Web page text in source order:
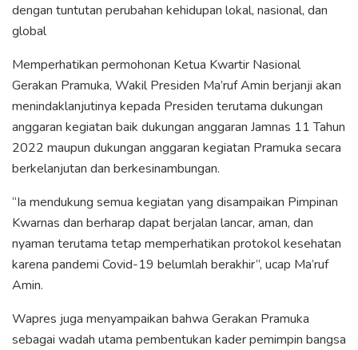
dengan tuntutan perubahan kehidupan lokal, nasional, dan
global
Memperhatikan permohonan Ketua Kwartir Nasional
Gerakan Pramuka, Wakil Presiden Ma’ruf Amin berjanji akan
menindaklanjutinya kepada Presiden terutama dukungan
anggaran kegiatan baik dukungan anggaran Jamnas 11 Tahun
2022 maupun dukungan anggaran kegiatan Pramuka secara
berkelanjutan dan berkesinambungan.
“Ia mendukung semua kegiatan yang disampaikan Pimpinan
Kwarnas dan berharap dapat berjalan lancar, aman, dan
nyaman terutama tetap memperhatikan protokol kesehatan
karena pandemi Covid-19 belumlah berakhir”, ucap Ma’ruf
Amin.
Wapres juga menyampaikan bahwa Gerakan Pramuka
sebagai wadah utama pembentukan kader pemimpin bangsa